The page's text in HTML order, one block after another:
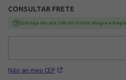
elastano
CONSULTAR FRETE
Entrega em ate 24h em Porto Alegre e
Não sei meu CEP